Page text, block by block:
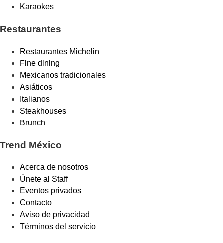
Karaokes
Restaurantes
Restaurantes Michelin
Fine dining
Mexicanos tradicionales
Asiáticos
Italianos
Steakhouses
Brunch
Trend México
Acerca de nosotros
Únete al Staff
Eventos privados
Contacto
Aviso de privacidad
Términos del servicio